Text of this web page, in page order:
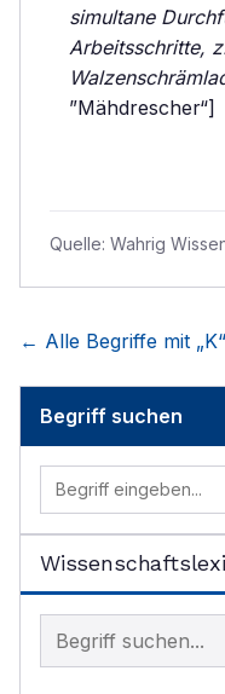
simultane
Arbeitsschritte,
”Mähdrescher“]
Quelle: Wahrig
← Alle Begriffe mit „K“
Begriff suchen
Begriff im Lexikon